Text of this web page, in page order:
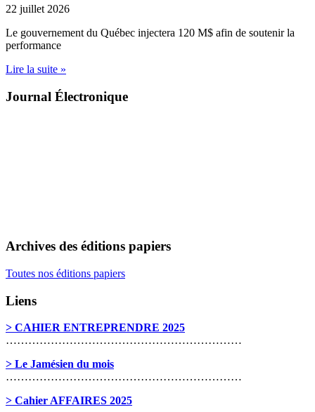
22 juillet 2026
Le gouvernement du Québec injectera 120 M$ afin de soutenir la
performance
Lire la suite »
Journal Électronique
Archives des éditions papiers
Toutes nos éditions papiers
Liens
> CAHIER ENTREPRENDRE 2025
………………………………………………………
> Le Jamésien du mois
………………………………………………………
> Cahier AFFAIRES 2025